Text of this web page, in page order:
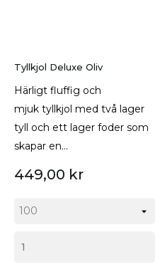
Tyllkjol Deluxe Oliv
Härligt fluffig och
mjuk tyllkjol med två lager
tyll och ett lager foder som
skapar en...
449,00 kr